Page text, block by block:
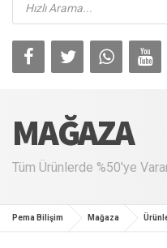
search
MAĞAZA
Tüm Ürünlerde %50'ye
Pema Bilişim Mağaza